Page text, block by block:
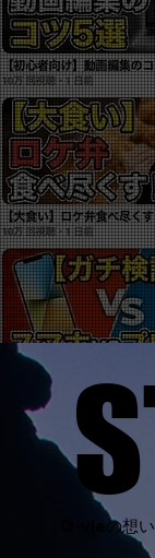
Q-vieの想